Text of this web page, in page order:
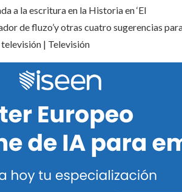
a la escritura en la Historia en ‘El
de fluzo’y otras cuatro sugerencias
televisión | Televisión